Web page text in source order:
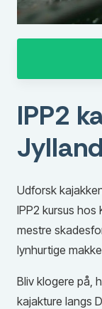
IPP2
Jylland
Udforsk
IPP2 kursus
mestre
lynhurtige
Bliv klogere på,
kajakture langs